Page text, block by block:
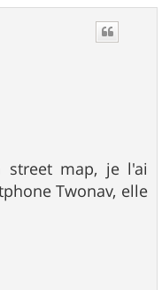
street map, je l'ai
Twonav, elle